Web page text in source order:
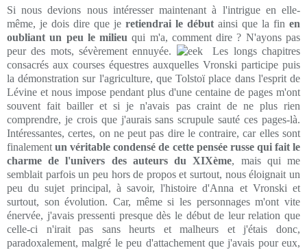
Si nous devions nous intéresser maintenant à l'intrigue en elle-
même, je dois dire que je retiendrai le début ainsi que la fin en
oubliant un peu le milieu qui m'a, comment dire ? N'ayons pas
peur des mots, sévèrement ennuyée.
Les longs chapitres
consacrés aux courses équestres auxquelles Vronski participe puis
la démonstration sur l'agriculture, que Tolstoï place dans l'esprit de
Lévine et nous impose pendant plus d'une centaine de pages m'ont
souvent fait bailler et si je n'avais pas craint de ne plus rien
comprendre, je crois que j'aurais sans scrupule sauté ces pages-là.
Intéressantes, certes, on ne peut pas dire le contraire, car elles sont
finalementun véritable condensé de cette pensée russe qui fait le
charme de l'univers des auteurs du XIXème, mais qui me
semblait parfois un peu hors de propos et surtout, nous éloignait un
peu du sujet principal, à savoir, l'histoire d'Anna et Vronski et
surtout, son évolution. Car, même si les personnages m'ont vite
énervée, j'avais pressenti presque dès le début de leur relation que
celle-ci n'irait pas sans heurts et malheurs et j'étais donc,
paradoxalement, malgré le peu d'attachement que j'avais pour eux,